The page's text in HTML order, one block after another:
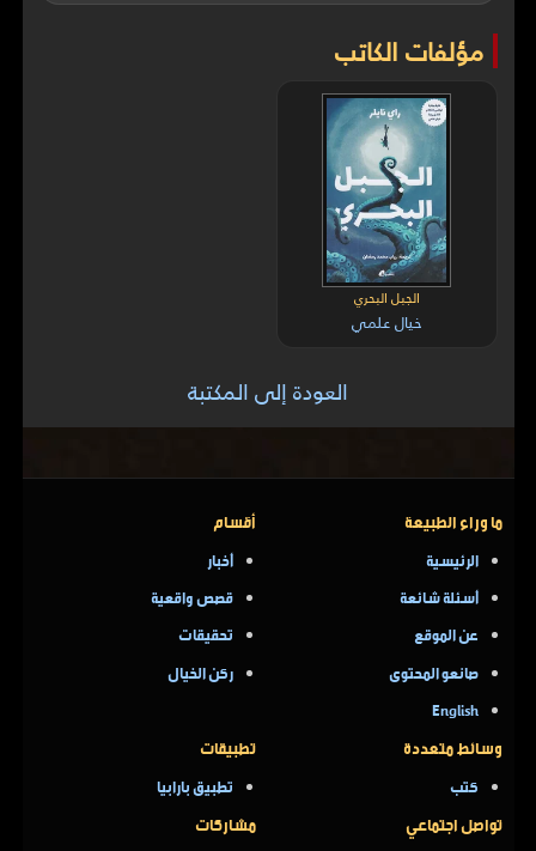
مؤلفات الكاتب
الجبل البحري
خيال علمي
العودة إلى المكتبة
ما وراء الطبيعة
الرئيسية
أسئلة شائعة
عن الموقع
صانعو المحتوى
English
أقسام
أخبار
قصص واقعية
تحقيقات
ركن الخيال
وسائط متعددة
كتب
تطبيقات
تطبيق بارابيا
تواصل اجتماعي مشاركات